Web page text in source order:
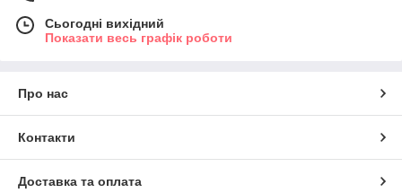
Сьогодні вихідний
Показати весь графік роботи
Про нас
Контакти
Доставка та оплата